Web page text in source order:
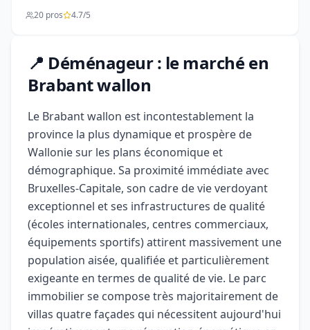
20 pros 4.7/5
📍 Déménageur : le marché en
Brabant wallon
Le Brabant wallon est incontestablement la
province la plus dynamique et prospère de
Wallonie sur les plans économique et
démographique. Sa proximité immédiate avec
Bruxelles-Capitale, son cadre de vie verdoyant
exceptionnel et ses infrastructures de qualité
(écoles internationales, centres commerciaux,
équipements sportifs) attirent massivement une
population aisée, qualifiée et particulièrement
exigeante en termes de qualité de vie. Le parc
immobilier se compose très majoritairement de
villas quatre façades qui nécessitent aujourd'hui